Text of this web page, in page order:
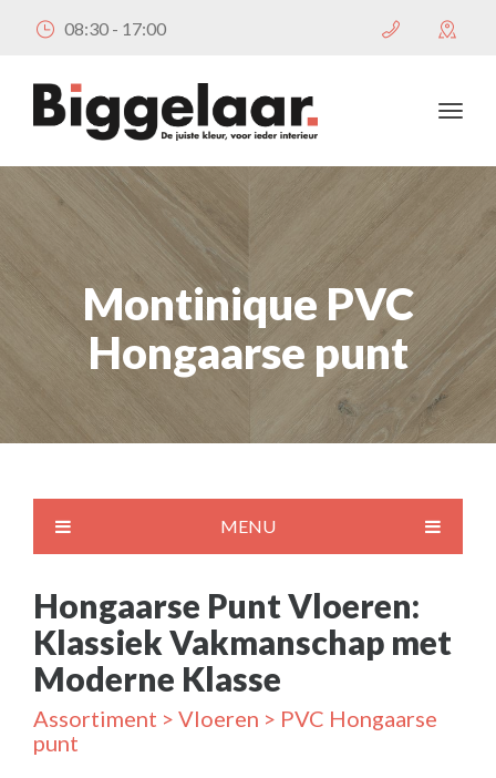
08:30 - 17:00
Montinique PVC
Hongaarse punt
MENU
Hongaarse Punt Vloeren:
Klassiek Vakmanschap met
Moderne Klasse
Assortiment > Vloeren > PVC Hongaarse
punt